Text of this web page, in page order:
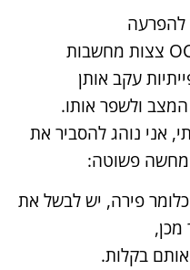
להפרעה
טורדנית-כפייתית. בהפרעת OCD צצות מחשבות
עקב אותן
אני נוהג להסביר את
פשוטה:
פירה, יש לבשל את
בקלות.